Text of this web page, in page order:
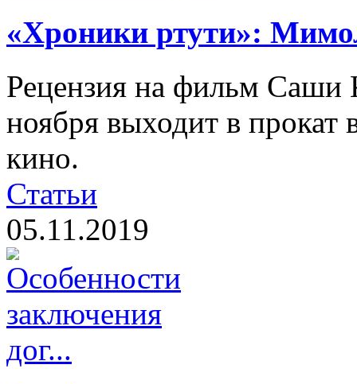
«Хроники ртути»:
Рецензия на фильм Саши
ноября выходит в прокат
кино.
Статьи
05.11.2019